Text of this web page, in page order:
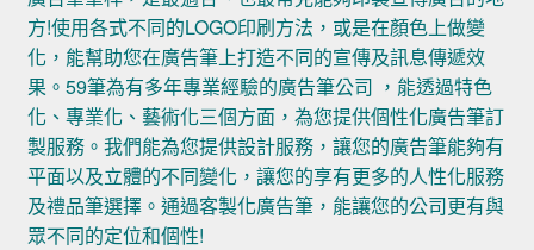
方!使用各式不同的LOGO印刷方法，或是在顏色上做變
化，能幫助您在廣告筆上打造不同的宣傳及訊息傳遞效
果。59筆為有多年專業經驗的廣告筆公司 ，能透過特色
化、專業化、藝術化三個方面，為您提供個性化廣告筆訂
製服務。我們能為您提供設計服務，讓您的廣告筆能夠有
平面以及立體的不同變化，讓您的享有更多的人性化服務
及禮品筆選擇。通過客製化廣告筆，能讓您的公司更有與
眾不同的定位和個性!